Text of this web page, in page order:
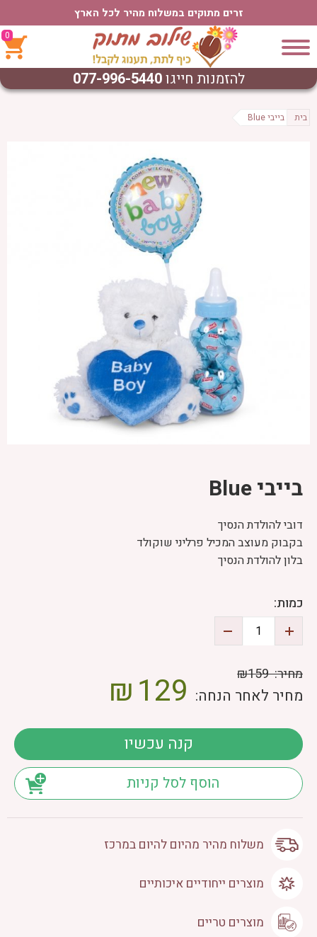
זרים מתוקים במשלוח מהיר לכל הארץ
0
להזמנות חייגו077-996-5440
בית בייבי Blue
בייבי Blue
דובי להולדת הנסיך
בקבוק מעוצב המכיל פרליני שוקולד
בלון להולדת הנסיך
כמות:
מחיר:₪159
מחיר לאחר הנחה: 129
₪
קנה עכשיו
הוסף לסל קניות
משלוח מהיר מהיום להיום במרכז
מוצרים ייחודיים איכותיים
מוצרים טריים